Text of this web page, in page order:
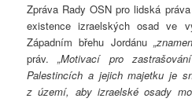
Zpráva Rady OSN pro lidská
existence izraelských osad ve
Západním břehu Jordánu
práv.„Motivací pro
Palestincích a jejich majetku je
z území, aby izraelské osady